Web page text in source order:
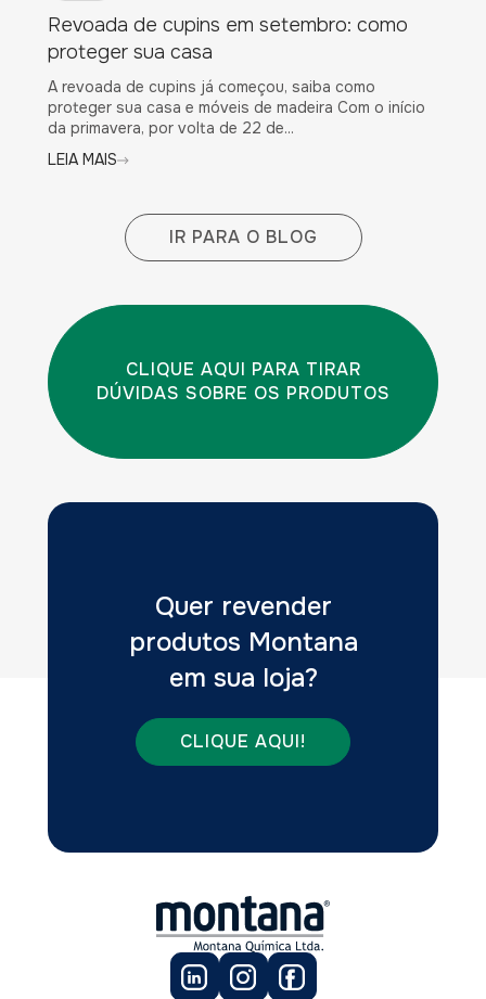
Revoada de cupins em setembro: como
proteger sua casa
A revoada de cupins já começou, saiba como
proteger sua casa e móveis de madeira Com o início
da primavera, por volta de 22 de...
LEIA MAIS
IR PARA O BLOG
CLIQUE AQUI PARA TIRAR
DÚVIDAS SOBRE OS PRODUTOS
Quer revender
produtos Montana
em sua loja?
CLIQUE AQUI!